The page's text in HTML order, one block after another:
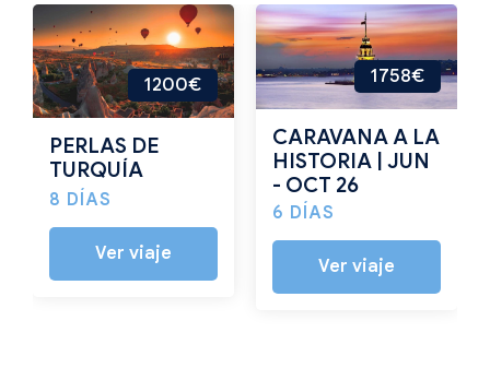
1200€
PERLAS DE
TURQUÍA
8 DÍAS
Ver viaje
1758€
CARAVANA A LA
HISTORIA | JUN
- OCT 26
6 DÍAS
Ver viaje